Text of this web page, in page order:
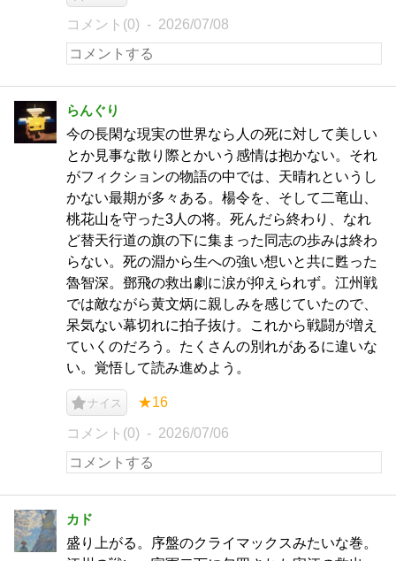
コメント(0) 2026/07/08
らんぐり
今の長閑な現実の世界なら人の死に対して美しい
とか見事な散り際とかいう感情は抱かない。それ
がフィクションの物語の中では、天晴れというし
かない最期が多々ある。楊令を、そして二竜山、
桃花山を守った3人の将。死んだら終わり、なれ
ど替天行道の旗の下に集まった同志の歩みは終わ
らない。死の淵から生への強い想いと共に甦った
魯智深。鄧飛の救出劇に涙が抑えられず。江州戦
では敵ながら黄文炳に親しみを感じていたので、
呆気ない幕切れに拍子抜け。これから戦闘が増え
ていくのだろう。たくさんの別れがあるに違いな
い。覚悟して読み進めよう。
ナイス ★16
コメント(0) 2026/07/06
カド
盛り上がる。序盤のクライマックスみたいな巻。